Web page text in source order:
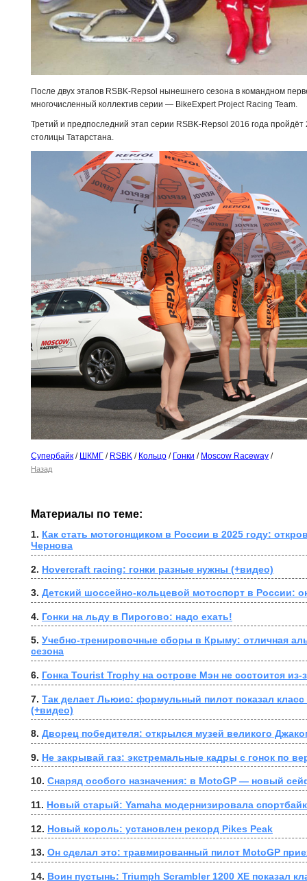
После двух этапов RSBK-Repsol нынешнего сезона в командном
многочисленный коллектив серии — BikeExpert Project Racing Team.
Третий и предпоследний этап серии RSBK-Repsol 2016 года
столицы Татарстана.
Супербайк / ШКМГ / RSBK / Кольцо / Гонки / Moscow Raceway /
Назад
Материалы по теме:
1. Как стать мотогонщиком в России в 2025 году:
Чернова
2. Hovercraft racing: гонки разные нужны (+видео)
3. Детский шоссейно-кольцевой мотоспорт в России:
4. Гонки на льду в Пирогово: надо ехать!
5. Учебно-тренировочные сборы в Крыму: отличная
сезона
6. Гонка Tourist Trophy на острове Мэн не состоится из-
7. Так делает Льюис: формульный пилот показал класс
(+видео)
8. Дворец победителя: открылся музей великого
9. Не закрывай газ: экстремальные кадры с гонок по
10. Снаряд особого назначения: в MotoGP — новый
11. Новый старый: Yamaha модернизировала спортбайк
12. Новый король: установлен рекорд Pikes Peak
13. Он сделал это: травмированный пилот MotoGP
14. Воин пустынь: Triumph Scrambler 1200 XE показал